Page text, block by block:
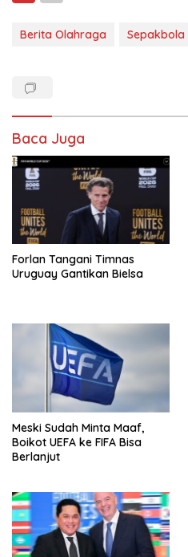
Berita Olahraga Sepakbola
Baca Juga
Forlan Tangani Timnas
Uruguay Gantikan Bielsa
Meski Sudah Minta Maaf,
Boikot UEFA ke FIFA Bisa
Berlanjut